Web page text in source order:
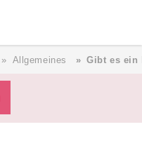
Allgemeines Gibt es ein